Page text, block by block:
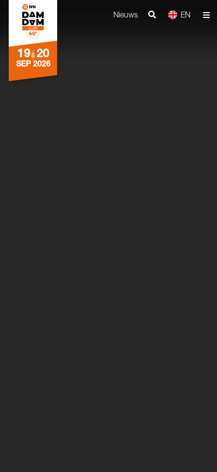
19- EN -20
SEP 2026
Nieuws EN